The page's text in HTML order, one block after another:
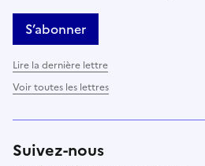
S’abonner
Lire la dernière lettre
Voir toutes les lettres
Suivez-nous